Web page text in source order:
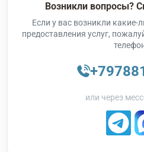
Возникли вопросы?
Если у вас возникли какие-
предоставления услуг,
или через